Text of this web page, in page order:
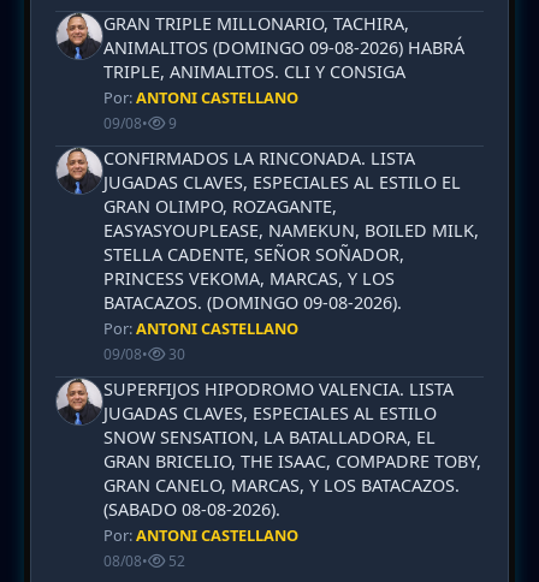
GRAN TRIPLE MILLONARIO, TACHIRA,
ANIMALITOS (DOMINGO 09-08-2026) HABRÁ
TRIPLE, ANIMALITOS. CLI Y CONSIGA
Por:ANTONI CASTELLANO
09/08• 9
CONFIRMADOS LA RINCONADA. LISTA
JUGADAS CLAVES, ESPECIALES AL ESTILO EL
GRAN OLIMPO, ROZAGANTE,
EASYASYOUPLEASE, NAMEKUN, BOILED MILK,
STELLA CADENTE, SEÑOR SOÑADOR,
PRINCESS VEKOMA, MARCAS, Y LOS
BATACAZOS. (DOMINGO 09-08-2026).
Por:ANTONI CASTELLANO
09/08• 30
SUPERFIJOS HIPODROMO VALENCIA. LISTA
JUGADAS CLAVES, ESPECIALES AL ESTILO
SNOW SENSATION, LA BATALLADORA, EL
GRAN BRICELIO, THE ISAAC, COMPADRE TOBY,
GRAN CANELO, MARCAS, Y LOS BATACAZOS.
(SABADO 08-08-2026).
Por:ANTONI CASTELLANO
08/08• 52